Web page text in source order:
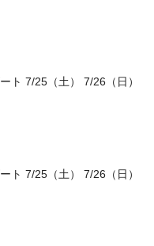
ト 7/25（土） 7/26（日）
ト 7/25（土） 7/26（日）